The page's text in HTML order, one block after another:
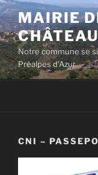
Aller
au
contenu
principal
MAIRIE
CHÂTEAU
Notre commune se
Préalpes d'Azur.
CNI –